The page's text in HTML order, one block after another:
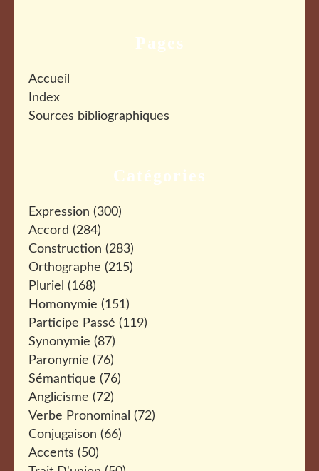
Catégories
Expression (300)
Accord (284)
Construction (283)
Orthographe (215)
Pluriel (168)
Homonymie (151)
Participe Passé (119)
Synonymie (87)
Paronymie (76)
Sémantique (76)
Anglicisme (72)
Verbe Pronominal (72)
Conjugaison (66)
Accents (50)
Pages
Accueil
Index
Sources bibliographiques